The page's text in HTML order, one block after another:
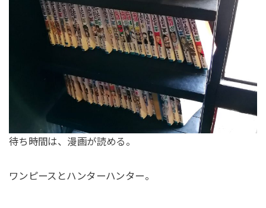
待ち時間は、漫画が読める。
ワンピースとハンターハンター。